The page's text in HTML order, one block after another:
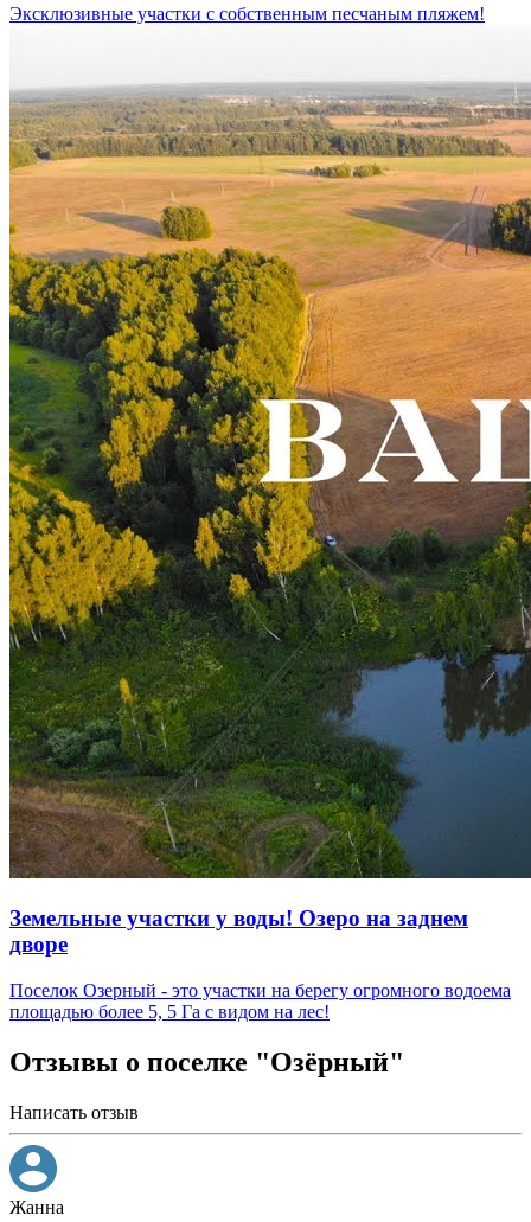
Эксклюзивные участки с собственным песчаным пляжем!
Земельные участки у воды! Озеро на заднем
дворе
Поселок Озерный - это участки на берегу огромного водоема
площадью более 5, 5 Га с видом на лес!
Отзывы о поселке "Озёрный"
Написать отзыв
Жанна